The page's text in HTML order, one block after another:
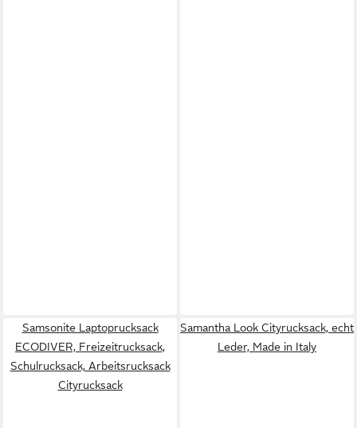
Samsonite Laptoprucksack
ECODIVER, Freizeitrucksack,
Schulrucksack, Arbeitsrucksack
Cityrucksack
Samantha Look Cityrucksack, echt
Leder, Made in Italy